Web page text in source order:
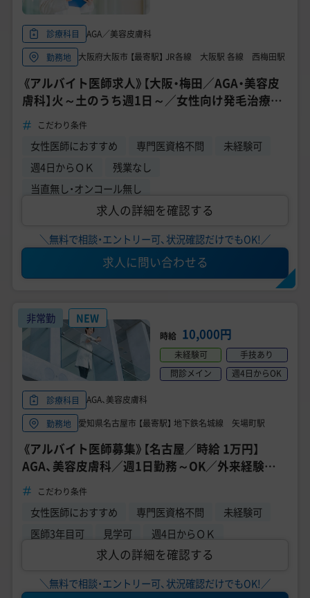
診療科目
AGA／美容皮膚科
勤務地
大阪府大阪市 【最寄駅】 JR各線 大阪駅 各線 西梅田駅
《アルバイト医師求人》【大阪・梅田／AGA・美容皮
膚科】火～土のうち週1日～／女性向け発毛治療ク
リニック／残業なし◎
こだわり条件
女性医師におすすめ 専門医資格不問
未経験可
週4日からＯＫ
残業なし
当直無し・オンコール無し
求人の詳細を確認する
＼無料で相談・エントリー可、状況確認だけでもOK!／
求人に問い合わせる
非常勤 NEW
時給 10,000円
未経験可
手技あり
問診メイン
週4日からOK
診療科目
AGA、美容皮膚科
勤務地
愛知県名古屋市 【最寄駅】 地下鉄名城線 矢場町駅
《アルバイト医師募集》【名古屋／時給 1万円】
AGA、美容皮膚科／週1日勤務～OK／外来経験の
ある医師募集
こだわり条件
女性医師におすすめ 専門医資格不問
未経験可
医師3年目可
見学可 週4日からＯＫ
求人の詳細を確認する
＼無料で相談・エントリー可、状況確認だけでもOK!／